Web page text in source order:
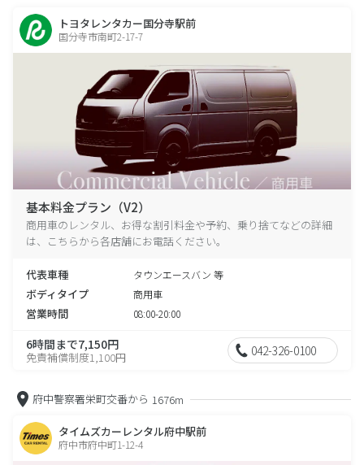
トヨタレンタカー国分寺駅前
国分寺市南町2-17-7
基本料金プラン（V2）
商用車のレンタル、お得な割引料金や予約、乗り捨てなどの詳細
は、こちらから各店舗にお電話ください。
代表車種 タウンエースバン 等
ボディタイプ 商用車
営業時間 08:00-20:00
6時間まで7,150円
免責補償制度1,100円 042-326-0100
府中警察署栄町交番から 1676m
タイムズカーレンタル府中駅前
府中市府中町1-12-4